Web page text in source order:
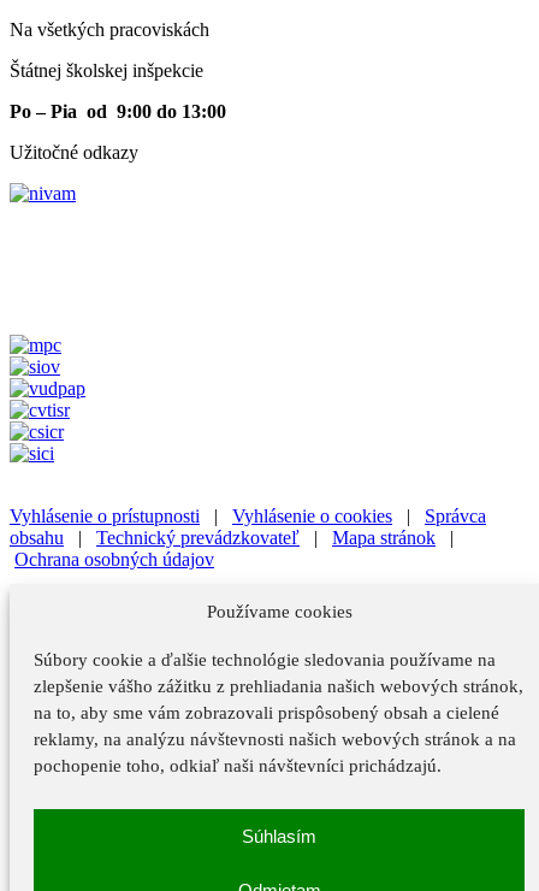
Používame cookies
Súbory cookie a ďalšie technológie sledovania používame na
zlepšenie vášho zážitku z prehliadania našich webových stránok,
na to, aby sme vám zobrazovali prispôsobený obsah a cielené
reklamy, na analýzu návštevnosti našich webových stránok a na
pochopenie toho, odkiaľ naši návštevníci prichádzajú.
Súhlasím
Na všetkých pracoviskách
Štátnej školskej inšpekcie
Po – Pia od 9:00 do 13:00
Užitočné odkazy
Vyhlásenie o prístupnosti | Vyhlásenie o cookies | Správca
obsahu | Technický prevádzkovateľ | Mapa stránok |
Ochrana osobných údajov
Vyhlásenie o cookies
Technický prevádzkovateľ|Mapa stránok|Ochrana osobných
údajov
Vyhlásenie o prístupnosti
Vyhlásenie o cookies
Správca obsahu